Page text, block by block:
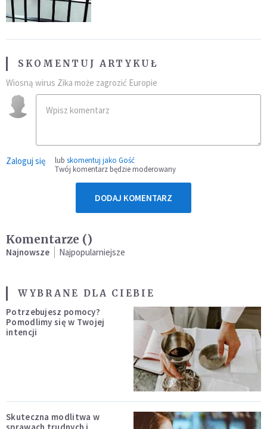
SKOMENTUJ ARTYKUŁ
Wiosną wirus Zika może zagrozić Europie
Zaloguj się lub skomentuj jako Gość
Twój komentarz będzie moderowany
DODAJ KOMENTARZ
Komentarze ()
Najnowsze Najpopularniejsze
WYBRANE DLA CIEBIE
Potrzebujesz pomocy?
Pomodlimy się w Twojej
intencji
Skuteczna modlitwa w